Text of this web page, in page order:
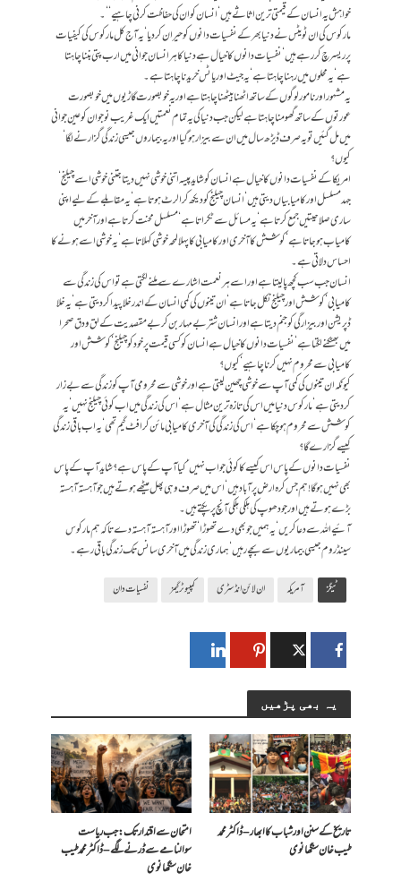
خواہش یہ انسان کے قیمتی ترین اثاثے ہیں‘ انسان کو ان کی حفاظت کرنی چاہیے‘‘۔
مارکوس کی ان ٹویٹس نے دنیا بھر کے نفسیات دانوں کو حیران کر دیا‘ یہ آج کل مارکوس کی کیفیات
پر ریسرچ کر رہے ہیں‘ نفسیات دانوں کا خیال ہے دنیا کا ہر انسان جوانی میں ارب پتی بننا چاہتا
ہے‘ یہ محلوں میں رہنا چاہتا ہے‘ یہ جیٹ اور یاٹس خریدنا چاہتا ہے۔
یہ مشہور اور نامور لوگوں کے ساتھ اٹھنا بیٹھنا چاہتا ہے اور یہ خوبصورت گاڑیوں میں خوبصورت
عورتوں کے ساتھ گھومنا چاہتا ہے لیکن جب دنیا کی یہ تمام نعمتیں ایک غریب نوجوان کو عین جوانی
میں مل گئیں تو یہ صرف ڈیڑھ سال میں ان سے بیزار ہوگیا اور یہ بیماروں جیسی زندگی گزارنے لگا‘
کیوں؟
امریکا کے نفسیات دانوں کا خیال ہے انسان کو شاید پیسہ اتنی خوشی نہیں دیتا جتنی خوشی اسے چیلنج‘
جہد مسلسل اور کامیابیاں دیتی ہیں‘ انسان چیلنج کو دیکھ کر الرٹ ہوتا ہے‘ یہ مقابلے کے لیے اپنی
ساری صلاحیتیں جمع کرتا ہے‘ یہ مسائل سے ٹکراتا ہے‘ مسلسل محنت کرتا ہے اور آخر میں
کامیاب ہو جاتا ہے‘ کوشش کا آخری اور کامیابی کا پہلا لمحہ خوشی کہلاتا ہے‘ یہ خوشی اسے ہونے کا
احساس دلاتی ہے۔
انسان جب سب کچھ پالیتا ہے اور اسے ہر نعمت اشارے سے ملنے لگتی ہے تو اس کی زندگی سے
کامیابی‘ کوشش اور چیلنج نکل جاتا ہے‘ ان تینوں کی کمی انسان کے اندر خلا پیدا کر دیتی ہے‘ یہ خلا
ڈپریشن اور بیزارگی کو جنم دیتا ہے اور انسان شتر بے مہار بن کربے مقصدیت کے لق و دق صحرا
میں بھٹکنے لگتا ہے‘ نفسیات دانوں کا خیال ہے انسان کو کسی قیمت پر خود کو چیلنج‘ کوشش اور
کامیابی سے محروم نہیں کرنا چاہیے‘ کیوں؟
کیونکہ ان تینوں کی کمی آپ سے خوشی چھین لیتی ہے اور خوشی سے محرومی آپ کو زندگی سے بے زار
کر دیتی ہے‘ مارکوس دنیا میں اس کی تازہ ترین مثال ہے‘اس کی زندگی میں اب کوئی چیلنج نہیں‘ یہ
کوشش سے محروم ہو چکا ہے‘ اس کی زندگی کی آخری کامیابی مائن کرافٹ گیم تھی‘ یہ اب باقی زندگی
کیسے گزارے گا؟
نفسیات دانوں کے پاس اس کیسے کا کوئی جواب نہیں‘ کیا آپ کے پاس ہے؟ شایدآپ کے پاس
بھی نہیں ہوگا!ہم جس کرہ ارض پر آباد ہیں‘ اس میں صرف وہی پھل میٹھے ہوتے ہیں جو آہستہ آہستہ
بڑے ہوتے ہیں اور جو دھوپ کی ہلکی ہلکی آنچ پر پکتے ہیں۔
آئیے اللہ سے دعا کریں‘ یہ ہمیں جو بھی دے تھوڑا‘ تھوڑا اور آہستہ آہستہ دے تا کہ ہم مارکوس
سینڈروم جیسی بیماریوں سے بچے رہیں‘ ہماری زندگی میں آخری سانس تک زندگی باقی رہے۔
ٹیگز آمریکہ ان لائن انڈسٹری کمپیوٹر گیمز نفسیات دان
یہ بھی پڑھیں
تاریخ کے سنن اور شباب کا ابھار – ڈاکٹر محمد
طیب خان سنگھانوی
امتحان سے اقتدار تک: جب ریاست
سوالنامے سے ڈرنے لگے – ڈاکٹر محمد طیب
خان سنگھانوی